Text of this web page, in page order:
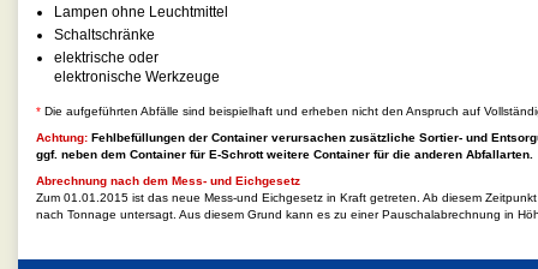
Lampen ohne Leuchtmittel
Schaltschränke
elektrische oder
elektronische Werkzeuge
* Die aufgeführten Abfälle sind beispielhaft und erheben nicht den Anspruch auf
Achtung: Fehlbefüllungen der Container verursachen zusätzliche Sortier- und
ggf. neben dem Container für E-Schrottweitere Container für die anderen Abfallarten.
Abrechnung nach dem Mess- und Eichgesetz
Zum 01.01.2015 ist das neue Mess-und Eichgesetz in Kraft getreten. Ab diesem
nach Tonnage untersagt. Aus diesem Grund kann es zu einer Pauschalabrechnung in